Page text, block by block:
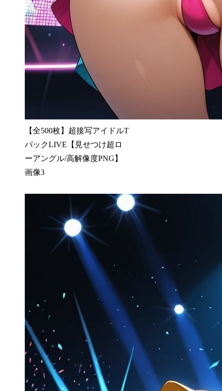
【全500枚】超接写アイドルT
バックLIVE【見せつけ超ロ
ーアングル/高解像度PNG】
画像3